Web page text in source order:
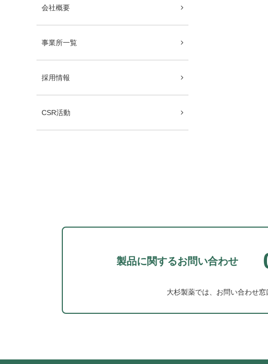
会社概要
事業所一覧
採用情報
CSR活動
製品に関するお問い合わせ
大杉製薬では、お問い合わせ窓